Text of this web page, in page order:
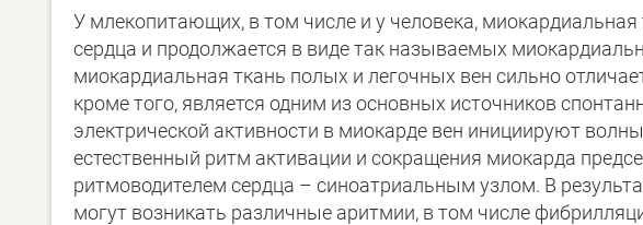
У млекопитающих, в том числе и у человека,
сердца и продолжается в виде так называемых
миокардиальная ткань полых и легочных вен сильно
кроме того, является одним из основных источников
электрической активности в миокарде вен инициируют
естественный ритм активации и сокращения миокарда
ритмоводителем сердца – синоатриальным узлом. В
могут возникать различные аритмии, в том числе